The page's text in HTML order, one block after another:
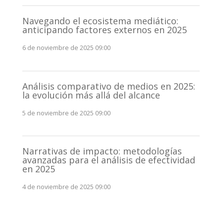
Navegando el ecosistema mediático:
anticipando factores externos en 2025
6 de noviembre de 2025 09:00
Análisis comparativo de medios en 2025:
la evolución más allá del alcance
5 de noviembre de 2025 09:00
Narrativas de impacto: metodologías
avanzadas para el análisis de efectividad
en 2025
4 de noviembre de 2025 09:00